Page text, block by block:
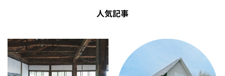
人気記事